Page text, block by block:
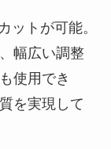
ットが可能。
幅広い調整
使用でき
を実現して